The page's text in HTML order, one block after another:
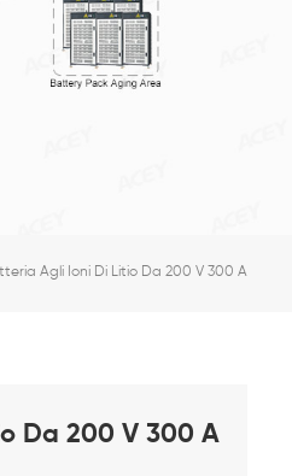
Agli Ioni Di Litio Da 200 V 300 A
Da 200 V 300 A